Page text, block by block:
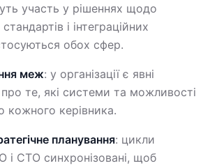
участь у рішеннях щодо
і інтеграційних
обох сфер.
меж: у організації є явні
те, які системи та можливості
кожного керівника.
планування: цикли
і CTO синхронізовані, щоб